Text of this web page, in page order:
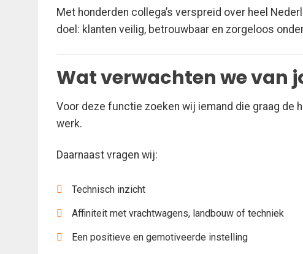
Met honderden collega’s verspreid over heel
doel: klanten veilig, betrouwbaar en zorgeloos
Wat verwachten we van
Voor deze functie zoeken wij iemand die graag de
werk.
Daarnaast vragen wij:
Technisch inzicht
Affiniteit met vrachtwagens, landbouw of techniek
Een positieve en gemotiveerde instelling